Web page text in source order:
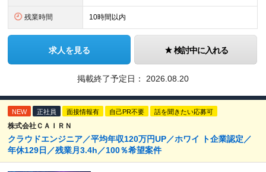
残業時間 10時間以内
求人を見る 検討中に入れる
掲載終了予定日： 2026.08.20
NEW 正社員 面接情報有 自己PR不要 話を聞きたい応募可
株式会社ＣＡＩＲＮ
クラウドエンジニア／平均年収120万円UP／ホワイ ト企業認定／
年休129日／残業月3.4h／100％希望案件